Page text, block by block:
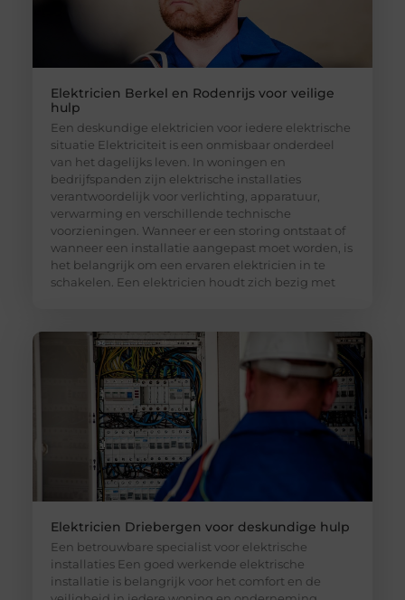
Elektricien Berkel en Rodenrijs voor veilige
hulp
Een deskundige elektricien voor iedere elektrische
situatie Elektriciteit is een onmisbaar onderdeel
van het dagelijks leven. In woningen en
bedrijfspanden zijn elektrische installaties
verantwoordelijk voor verlichting, apparatuur,
verwarming en verschillende technische
voorzieningen. Wanneer er een storing ontstaat of
wanneer een installatie aangepast moet worden, is
het belangrijk om een ervaren elektricien in te
schakelen. Een elektricien houdt zich bezig met
Elektricien Driebergen voor deskundige hulp
Een betrouwbare specialist voor elektrische
installaties Een goed werkende elektrische
installatie is belangrijk voor het comfort en de